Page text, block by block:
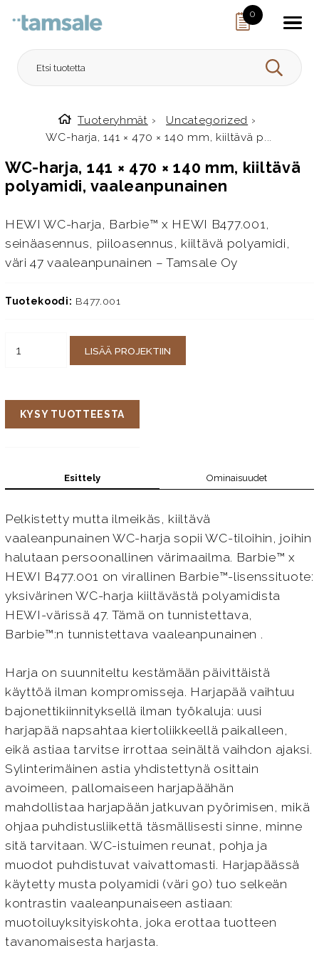
0
HAE
Etusivulle
Tuoteryhmät › Uncategorized ›
WC-harja, 141 × 470 × 140 mm, kiiltävä p...
WC-harja, 141 × 470 × 140 mm, kiiltävä
polyamidi, vaaleanpunainen
HEWI WC-harja, Barbie™ x HEWI B477.001,
seinäasennus, piiloasennus, kiiltävä polyamidi,
väri 47 vaaleanpunainen – Tamsale Oy
Tuotekoodi: B477.001
LISÄÄ PROJEKTIIN
KYSY TUOTTEESTA
Esittely Ominaisuudet
Pelkistetty mutta ilmeikäs, kiiltävä
vaaleanpunainen WC-harja sopii WC-tiloihin, joihin
halutaan persoonallinen värimaailma. Barbie™ x
HEWI B477.001 on virallinen Barbie™-lisenssituote:
yksivärinen WC-harja kiiltävästä polyamidista
HEWI-värissä 47. Tämä on tunnistettava,
Barbie™:n tunnistettava vaaleanpunainen .
Harja on suunniteltu kestämään päivittäistä
käyttöä ilman kompromisseja. Harjapää vaihtuu
bajonettikiinnityksellä ilman työkaluja: uusi
harjapää napsahtaa kiertoliikkeellä paikalleen,
eikä astiaa tarvitse irrottaa seinältä vaihdon ajaksi.
Sylinterimäinen astia yhdistettynä osittain
avoimeen, pallomaiseen harjapäähän
mahdollistaa harjapään jatkuvan pyörimisen, mikä
ohjaa puhdistusliikettä täsmällisesti sinne, minne
sitä tarvitaan. WC-istuimen reunat, pohja ja
muodot puhdistuvat vaivattomasti. Harjapäässä
käytetty musta polyamidi (väri 90) tuo selkeän
kontrastin vaaleanpunaiseen astiaan:
muotoiluyksityiskohta, joka erottaa tuotteen
tavanomaisesta harjasta.